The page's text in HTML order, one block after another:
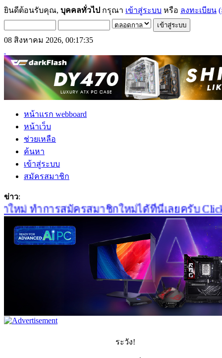
ยินดีต้อนรับคุณ, บุคคลทั่วไป กรุณา เข้าสู่ระบบ หรือ ลงทะเบียน
08 สิงหาคม 2026, 00:17:35
หน้าแรก webboard
หน้าเว็บ
ช่วยเหลือ
ค้นหา
เข้าสู่ระบบ
สมัครสมาชิก
ข่าว:
ม่ ทำการสมัครสมาชิกใหม่ได้ที่นี่เลยครับ
ระวัง!